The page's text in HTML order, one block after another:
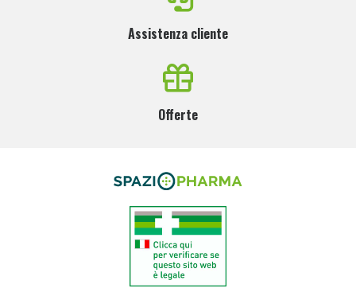
Assistenza cliente
Offerte